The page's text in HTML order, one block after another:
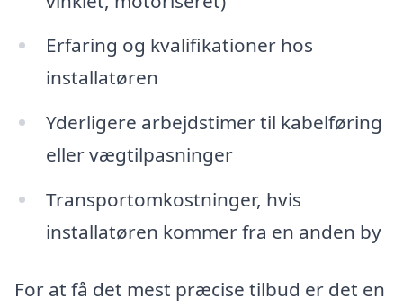
Erfaring og kvalifikationer hos
installatøren
Yderligere arbejdstimer til kabelføring
eller vægtilpasninger
Transportomkostninger, hvis
installatøren kommer fra en anden by
For at få det mest præcise tilbud er det en